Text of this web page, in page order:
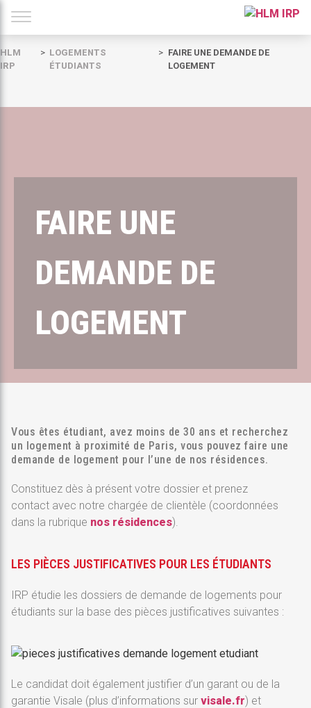
HLM
IRP
LOGEMENTS
ÉTUDIANTS
FAIRE UNE DEMANDE DE
LOGEMENT
FAIRE UNE
DEMANDE DE
LOGEMENT
Vous êtes étudiant, avez moins de 30 ans et recherchez
un logement à proximité de Paris, vous pouvez faire une
demande de logement pour l’une de nos résidences.
Constituez dès à présent votre dossier et prenez
contact avec notre chargée de clientèle (coordonnées
dans la rubrique nos résidences).
LES PIÈCES JUSTIFICATIVES POUR LES ÉTUDIANTS
IRP étudie les dossiers de demande de logements pour
étudiants sur la base des pièces justificatives suivantes :
Le candidat doit également justifier d’un garant ou de la
garantie Visale (plus d’informations sur visale.fr) et